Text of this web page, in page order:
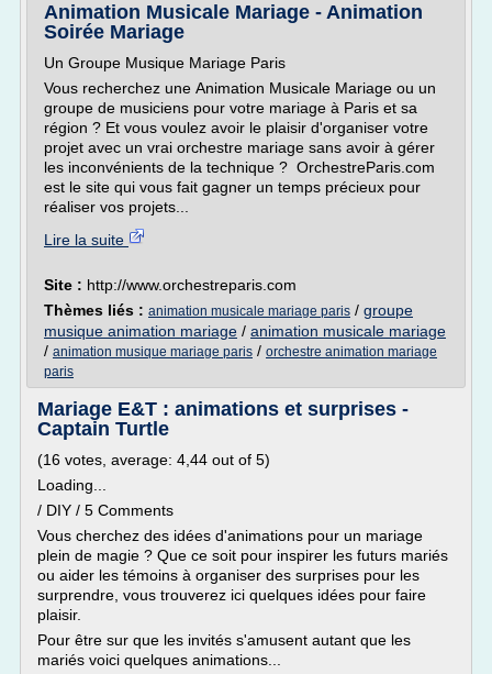
Animation Musicale Mariage - Animation
Soirée Mariage
Un Groupe Musique Mariage Paris
Vous recherchez une Animation Musicale Mariage ou un
groupe de musiciens pour votre mariage à Paris et sa
région ? Et vous voulez avoir le plaisir d'organiser votre
projet avec un vrai orchestre mariage sans avoir à gérer
les inconvénients de la technique ? OrchestreParis.com
est le site qui vous fait gagner un temps précieux pour
réaliser vos projets...
Lire la suite
Site : http://www.orchestreparis.com
Thèmes liés : animation musicale mariage paris / groupe
musique animation mariage / animation musicale mariage
/ animation musique mariage paris / orchestre animation mariage
paris
Mariage E&T : animations et surprises -
Captain Turtle
(16 votes, average: 4,44 out of 5)
Loading...
/ DIY / 5 Comments
Vous cherchez des idées d'animations pour un mariage
plein de magie ? Que ce soit pour inspirer les futurs mariés
ou aider les témoins à organiser des surprises pour les
surprendre, vous trouverez ici quelques idées pour faire
plaisir.
Pour être sur que les invités s'amusent autant que les
mariés voici quelques animations...